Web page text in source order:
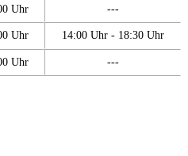
Uhr ---
Uhr 14:00 Uhr - 18:30 Uhr
Uhr ---